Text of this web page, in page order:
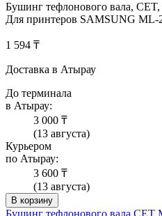
Бушинг тефлонового вала,
Для принтеров SAMSUNG ML-
1 594 ₸
Доставка в Атырау
До терминала
в Атырау:
3 000 ₸
(13 августа)
Курьером
по Атырау:
3 600 ₸
(13 августа)
В корзину